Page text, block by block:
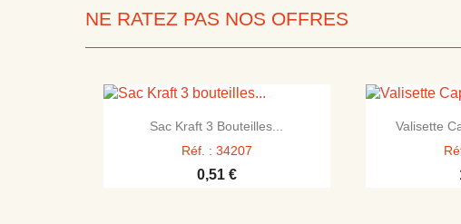
NE RATEZ PAS NOS OFFRES
 Aperçu rapide
Sac Kraft 3 Bouteilles...
Réf. : 34207
0,51 €

Valisette